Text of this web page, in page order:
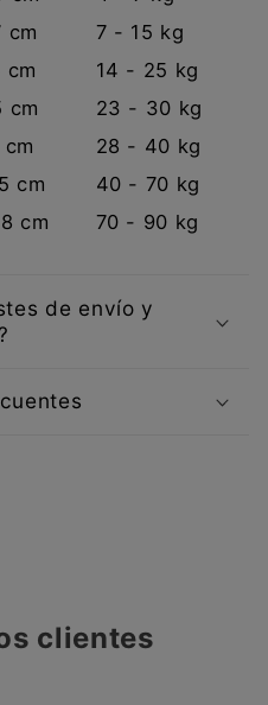
cm
7 - 15 kg
cm
14 - 25 kg
cm
23 - 30 kg
28 - 40 kg
cm
40 - 70 kg
cm 70 - 90 kg
de envío y
clientes